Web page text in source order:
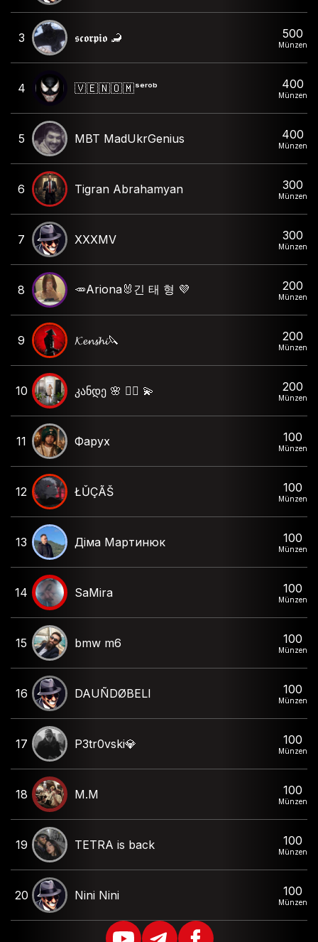
3 𝖘𝖈𝖔𝖗𝖕𝖎𝖔 🦂 500
Münzen
4 🇻 🇪 🇳 🇴 🇲 ˢᵉʳᵒᵇ 400
Münzen
5 MBT MadUkrGenius 400
Münzen
6 Tigran Abrahamyan 300
Münzen
7 XXXMV 300
Münzen
8 🥕Ariona🐰긴 태 형 💜 200
Münzen
9 𝓚𝓮𝓷𝓼𝓱𝓲🔪 200
Münzen
10 კანდე 🌸 ❤️‍🔥 💫 200
Münzen
11 Фарух 100
Münzen
12 ŁǓÇÃŠ 100
Münzen
13 Діма Мартинюк 100
Münzen
14 SaMira 100
Münzen
15 bmw m6 100
Münzen
16 DAUÑDØBELI 100
Münzen
17 P3tr0vski💎 100
Münzen
18 M.M 100
Münzen
19 TETRA is back 100
Münzen
20 Nini Nini 100
Münzen